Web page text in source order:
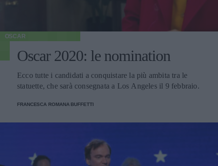
OSCAR
Oscar 2020: le nomination
Ecco tutte i candidati a conquistare la più ambita tra le
statuette, che sarà consegnata a Los Angeles il 9 febbraio.
FRANCESCA ROMANA BUFFETTI